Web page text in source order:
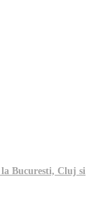
Bucuresti, Cluj si